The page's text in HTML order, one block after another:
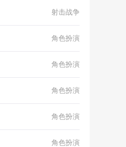
射击战争
角色扮演
角色扮演
角色扮演
角色扮演
角色扮演